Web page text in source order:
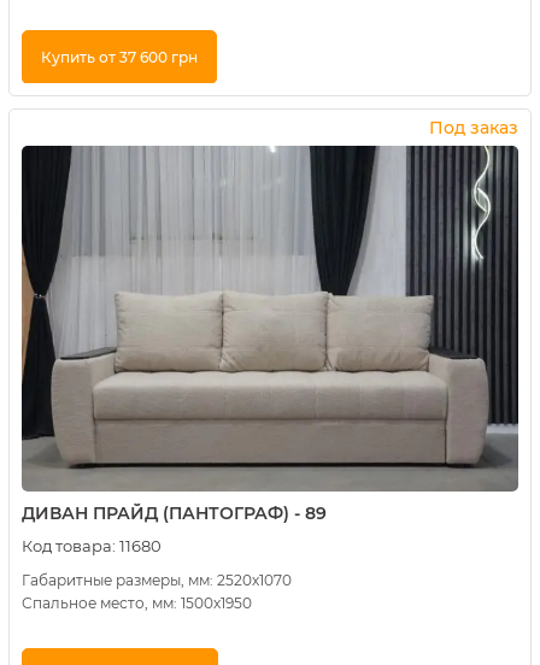
Купить от 37 600 грн
Купить в 1 клик
Под заказ
ДИВАН ПРАЙД (ПАНТОГРАФ) - 89
Код товара: 11680
Габаритные размеры, мм: 2520х1070
Спальное место, мм: 1500х1950